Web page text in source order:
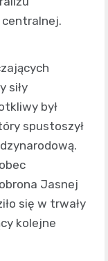
centralnej.
siły
był
spustoszył
Jasnej
się w trwały
kolejne